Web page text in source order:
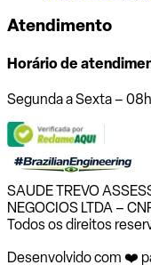
Atendimento
Horário de
Segunda a Sexta –
SAUDE TREVO
NEGOCIOS LTDA –
Todos os direitos
Desenvolvido com ❤️